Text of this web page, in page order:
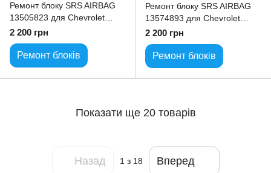
Ремонт блоку SRS AIRBAG
13505823 для Chevrolet
Cruze
2 200 грн
Ремонт блоків
Ремонт блоку SRS AIRBAG
13574893 для Chevrolet
Equinox
2 200 грн
Ремонт блоків
Показати ще 20 товарів
Назад 1 з 18 Вперед